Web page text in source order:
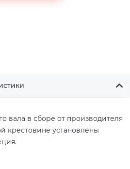
вала в сборе от производителя
крестовине установлены